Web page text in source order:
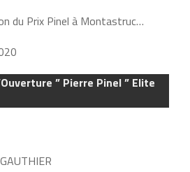
du Prix Pinel à Montastruc…
” Pierre Pinel ” Elite